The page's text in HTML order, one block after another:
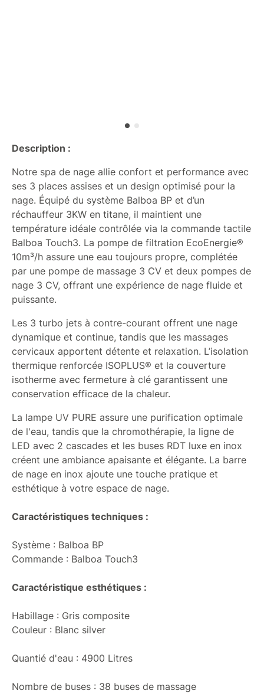
Description :
Notre spa de nage allie confort et performance avec
ses 3 places assises et un design optimisé pour la
nage. Équipé du système Balboa BP et d’un
réchauffeur 3KW en titane, il maintient une
température idéale contrôlée via la commande tactile
Balboa Touch3. La pompe de filtration EcoEnergie®
10m³/h assure une eau toujours propre, complétée
par une pompe de massage 3 CV et deux pompes de
nage 3 CV, offrant une expérience de nage fluide et
puissante.
Les 3 turbo jets à contre-courant offrent une nage
dynamique et continue, tandis que les massages
cervicaux apportent détente et relaxation. L’isolation
thermique renforcée ISOPLUS® et la couverture
isotherme avec fermeture à clé garantissent une
conservation efficace de la chaleur.
La lampe UV PURE assure une purification optimale
de l'eau, tandis que la chromothérapie, la ligne de
LED avec 2 cascades et les buses RDT luxe en inox
créent une ambiance apaisante et élégante. La barre
de nage en inox ajoute une touche pratique et
esthétique à votre espace de nage.
Caractéristiques techniques :
Système : Balboa BP
Commande : Balboa Touch3
Caractéristique esthétiques :
Habillage : Gris composite
Couleur : Blanc silver
Quantié d'eau : 4900 Litres
Nombre de buses : 38 buses de massage